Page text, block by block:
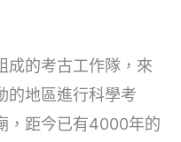
成的考古工作隊，來
的地區進行科學考
，距今已有4000年的